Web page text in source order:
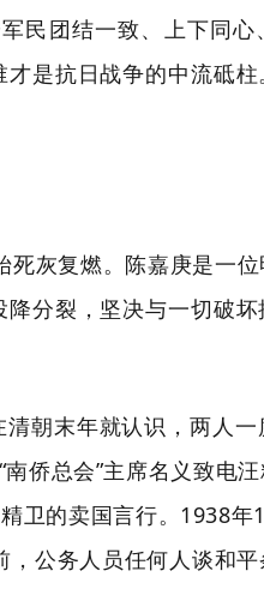
民团结一致、上下同心
是抗日战争的中流砥
灰复燃。陈嘉庚是一
分裂，坚决与一切破
朝末年就认识，两人
侨总会”主席名义致电
卫的卖国言行。1938年
公务人员任何人谈和